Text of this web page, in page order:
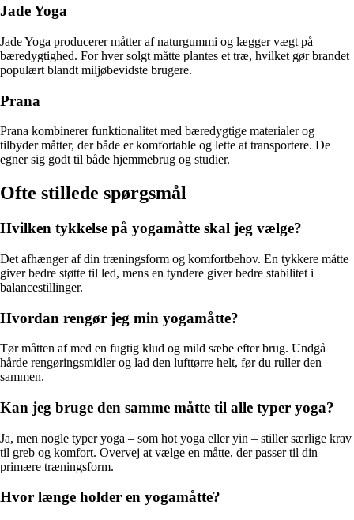
Jade Yoga
Jade Yoga producerer måtter af naturgummi og lægger vægt på
bæredygtighed. For hver solgt måtte plantes et træ, hvilket gør brandet
populært blandt miljøbevidste brugere.
Prana
Prana kombinerer funktionalitet med bæredygtige materialer og
tilbyder måtter, der både er komfortable og lette at transportere. De
egner sig godt til både hjemmebrug og studier.
Ofte stillede spørgsmål
Hvilken tykkelse på yogamåtte skal jeg vælge?
Det afhænger af din træningsform og komfortbehov. En tykkere måtte
giver bedre støtte til led, mens en tyndere giver bedre stabilitet i
balancestillinger.
Hvordan rengør jeg min yogamåtte?
Tør måtten af med en fugtig klud og mild sæbe efter brug. Undgå
hårde rengøringsmidler og lad den lufttørre helt, før du ruller den
sammen.
Kan jeg bruge den samme måtte til alle typer yoga?
Ja, men nogle typer yoga – som hot yoga eller yin – stiller særlige krav
til greb og komfort. Overvej at vælge en måtte, der passer til din
primære træningsform.
Hvor længe holder en yogamåtte?